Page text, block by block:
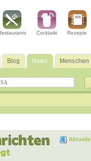
Cocktails Rezepte
Blog News Menschen